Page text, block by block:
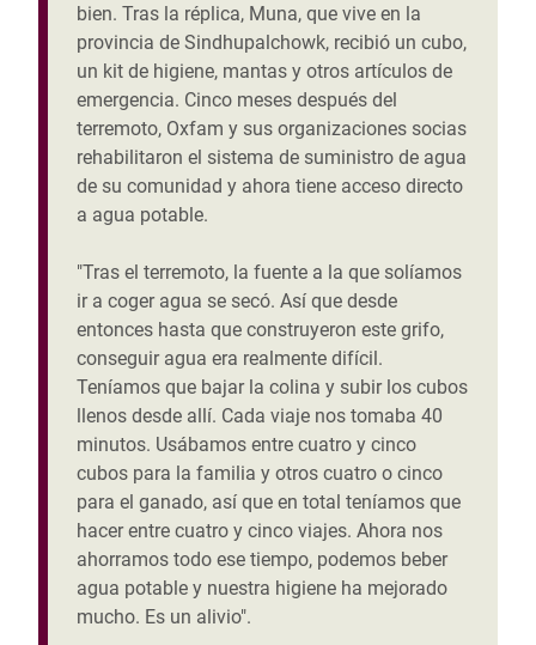
bien. Tras la réplica, Muna, que vive en la
provincia de Sindhupalchowk, recibió un cubo,
un kit de higiene, mantas y otros artículos de
emergencia. Cinco meses después del
terremoto, Oxfam y sus organizaciones socias
rehabilitaron el sistema de suministro de agua
de su comunidad y ahora tiene acceso directo
a agua potable.
"Tras el terremoto, la fuente a la que solíamos
ir a coger agua se secó. Así que desde
entonces hasta que construyeron este grifo,
conseguir agua era realmente difícil.
Teníamos que bajar la colina y subir los cubos
llenos desde allí. Cada viaje nos tomaba 40
minutos. Usábamos entre cuatro y cinco
cubos para la familia y otros cuatro o cinco
para el ganado, así que en total teníamos que
hacer entre cuatro y cinco viajes. Ahora nos
ahorramos todo ese tiempo, podemos beber
agua potable y nuestra higiene ha mejorado
mucho. Es un alivio".